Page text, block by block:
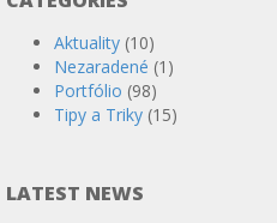
Aktuality (10)
Nezaradené (1)
Portfólio (98)
Tipy a Triky (15)
LATEST NEWS